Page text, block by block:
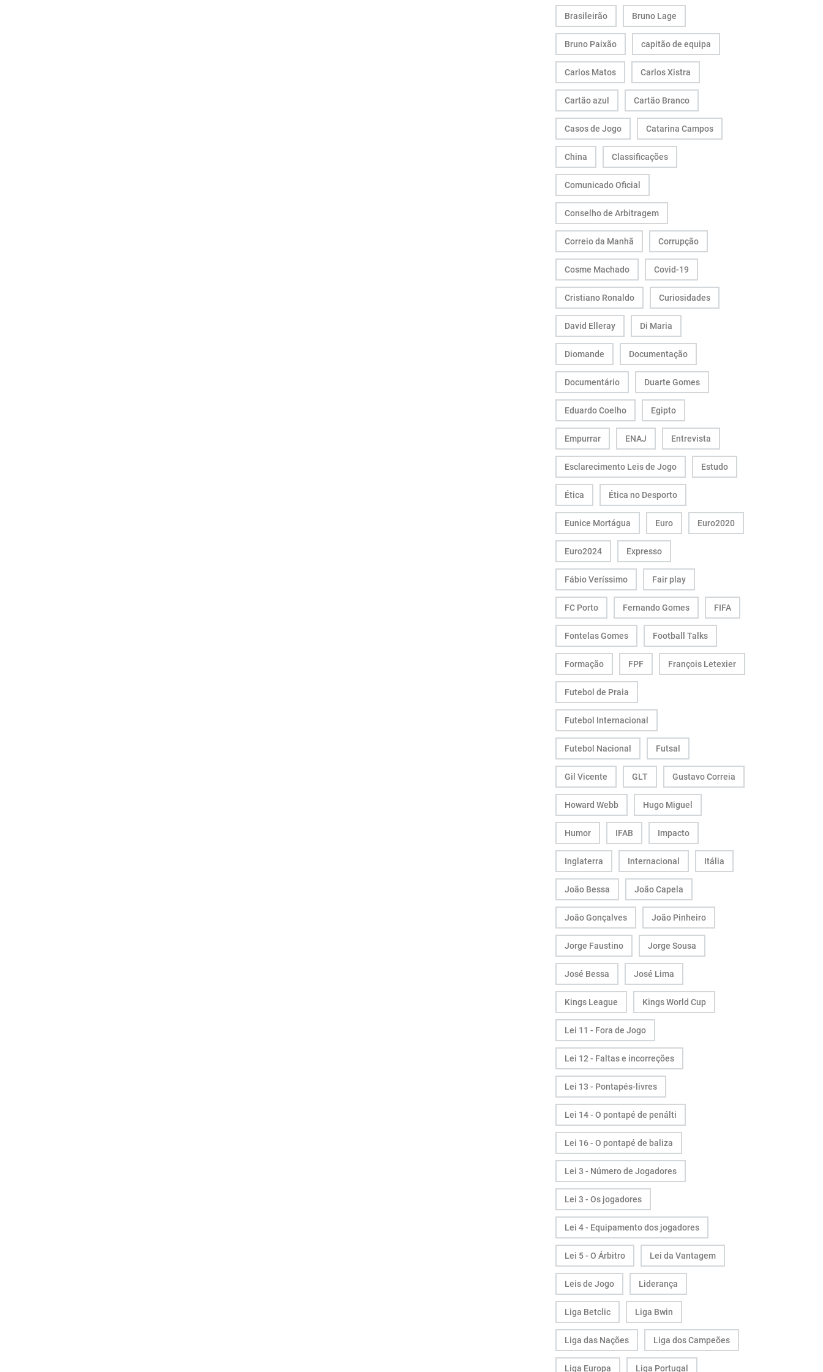
Brasileirão Bruno Lage
Bruno Paixão capitão de equipa
Carlos Matos Carlos Xistra
Cartão azul Cartão Branco
Casos de Jogo Catarina Campos
China Classificações
Comunicado Oficial
Conselho de Arbitragem
Correio da Manhã Corrupção
Cosme Machado Covid-19
Cristiano Ronaldo Curiosidades
David Elleray Di Maria
Diomande Documentação
Documentário Duarte Gomes
Eduardo Coelho Egipto
Empurrar ENAJ Entrevista
Esclarecimento Leis de Jogo Estudo
Ética Ética no Desporto
Eunice Mortágua Euro Euro2020
Euro2024 Expresso
Fábio Veríssimo Fair play
FC Porto Fernando Gomes FIFA
Fontelas Gomes Football Talks
Formação FPF François Letexier
Futebol de Praia
Futebol Internacional
Futebol Nacional Futsal
Gil Vicente GLT Gustavo Correia
Howard Webb Hugo Miguel
Humor IFAB Impacto
Inglaterra Internacional Itália
João Bessa João Capela
João Gonçalves João Pinheiro
Jorge Faustino Jorge Sousa
José Bessa José Lima
Kings League Kings World Cup
Lei 11 - Fora de Jogo
Lei 12 - Faltas e incorreções
Lei 13 - Pontapés-livres
Lei 14 - O pontapé de penálti
Lei 16 - O pontapé de baliza
Lei 3 - Número de Jogadores
Lei 3 - Os jogadores
Lei 4 - Equipamento dos jogadores
Lei 5 - O Árbitro Lei da Vantagem
Leis de Jogo Liderança
Liga Betclic Liga Bwin
Liga das Nações Liga dos Campeões
Liga Europa Liga Portugal